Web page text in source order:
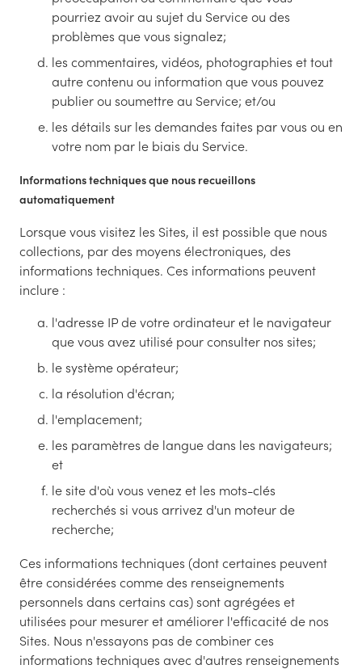
pourriez avoir au sujet du Service ou des
problèmes que vous signalez;
les commentaires, vidéos, photographies et tout
autre contenu ou information que vous pouvez
publier ou soumettre au Service; et/ou
les détails sur les demandes faites par vous ou en
votre nom par le biais du Service.
Informations techniques que nous recueillons
automatiquement
Lorsque vous visitez les Sites, il est possible que nous
collections, par des moyens électroniques, des
informations techniques. Ces informations peuvent
inclure :
l'adresse IP de votre ordinateur et le navigateur
que vous avez utilisé pour consulter nos sites;
le système opérateur;
la résolution d'écran;
l'emplacement;
les paramètres de langue dans les navigateurs;
et
le site d'où vous venez et les mots-clés
recherchés si vous arrivez d'un moteur de
recherche;
Ces informations techniques (dont certaines peuvent
être considérées comme des renseignements
personnels dans certains cas) sont agrégées et
utilisées pour mesurer et améliorer l'efficacité de nos
Sites. Nous n'essayons pas de combiner ces
informations techniques avec d'autres renseignements